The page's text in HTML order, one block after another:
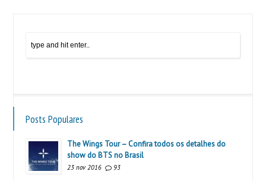
Posts Populares
The Wings Tour – Confira todos os detalhes do
show do BTS no Brasil
23 nov 2016 93